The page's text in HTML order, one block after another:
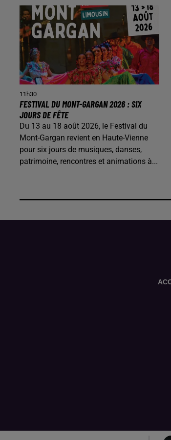
11h30
FESTIVAL DU MONT-GARGAN 2026 : SIX
JOURS DE FÊTE
Du 13 au 18 août 2026, le Festival du
Mont-Gargan revient en Haute-Vienne
pour six jours de musiques, danses,
patrimoine, rencontres et animations à...